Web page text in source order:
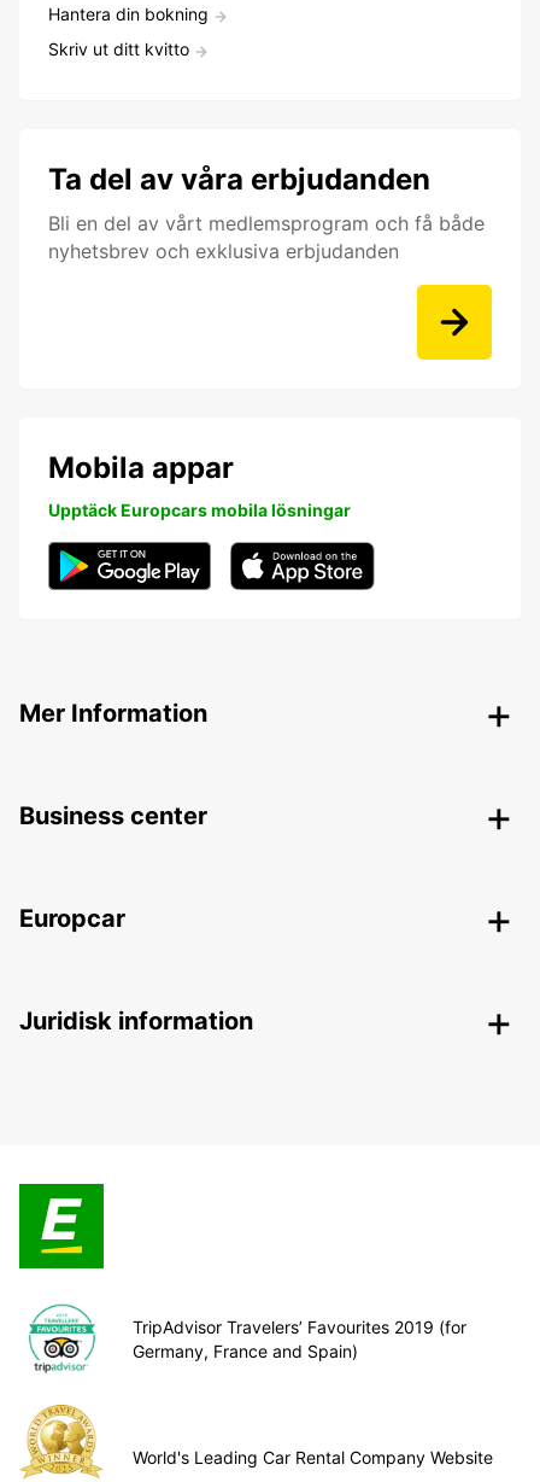
Hantera din bokning
Skriv ut ditt kvitto
Ta del av våra erbjudanden
Bli en del av vårt medlemsprogram och få både
nyhetsbrev och exklusiva erbjudanden
Mobila appar
Upptäck Europcars mobila lösningar
Mer Information
Business center
Europcar
Juridisk information
TripAdvisor Travelers’ Favourites 2019 (for
Germany, France and Spain)
World's Leading Car Rental Company Website